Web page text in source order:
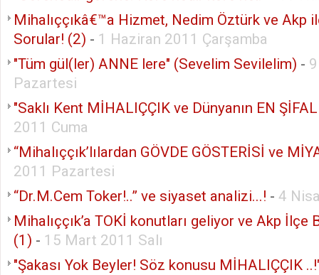
Mihalıççıkâ€™a Hizmet, Nedim Öztürk ve Akp
Sorular! (2) - 1 Haziran 2011 Çarşamba
"Tüm gül(ler) ANNE lere" (Sevelim Sevilelim) -
Pazartesi
"Saklı Kent MİHALIÇÇIK ve Dünyanın EN
2011 Cuma
“Mihalıççık’lılardan GÖVDE GÖSTERİSİ ve
2011 Pazartesi
“Dr.M.Cem Toker!..” ve siyaset analizi...! - 4
Mihalıççık’a TOKİ konutları geliyor ve Akp İlçe
(1) - 15 Mart 2011 Salı
"Şakası Yok Beyler! Söz konusu MİHALIÇÇIK